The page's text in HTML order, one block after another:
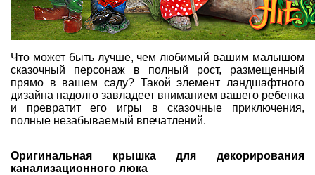
Что может быть лучше, чем любимый вашим малышом
сказочный персонаж в полный рост, размещенный
прямо в вашем саду? Такой элемент ландшафтного
дизайна надолго завладеет вниманием вашего ребенка
и превратит его игры в сказочные приключения,
полные незабываемый впечатлений.
Оригинальная крышка для декорирования
канализационного люка